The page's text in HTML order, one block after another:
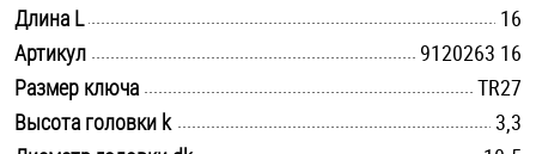
Шайбы
Шпильки
Шплинты
Длина L
16
Артикул
9120263 16
Размер ключа
TR27
Высота головки k
3,3